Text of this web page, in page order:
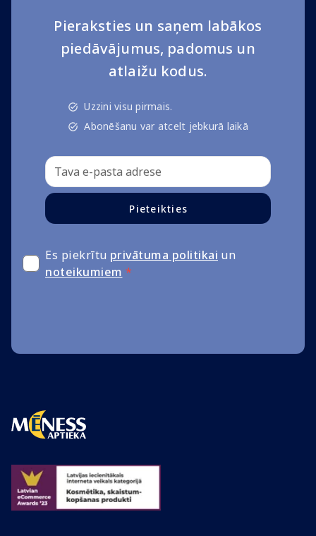
Pieraksties un saņem labākos
piedāvājumus, padomus un
atlaižu kodus.
Uzzini visu pirmais.
Abonēšanu var atcelt jebkurā laikā
Pieteikties
Es piekrītu privātuma politikai un
noteikumiem *